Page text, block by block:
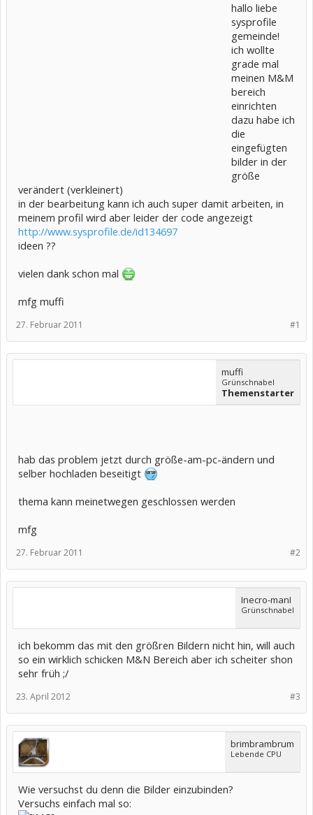
hallo liebe
sysprofile
gemeinde!
ich wollte
grade mal
meinen M&M
bereich
einrichten
dazu habe ich
die
eingefügten
bilder in der
größe
verändert (verkleinert)
in der bearbeitung kann ich auch super damit arbeiten, in
meinem profil wird aber leider der code angezeigt
http://www.sysprofile.de/id134697
ideen ??
vielen dank schon mal
mfg muffi
#1
27. Februar 2011
muffi
Grünschnabel
Themenstarter
hab das problem jetzt durch größe-am-pc-ändern und
selber hochladen beseitigt
thema kann meinetwegen geschlossen werden
mfg
#2
27. Februar 2011
Inecro-manI
Grünschnabel
ich bekomm das mit den größren Bildern nicht hin, will auch
so ein wirklich schicken M&N Bereich aber ich scheiter shon
sehr früh ;/
#3
23. April 2012
brimbrambrum
Lebende CPU
Wie versuchst du denn die Bilder einzubinden?
Versuchs einfach mal so: